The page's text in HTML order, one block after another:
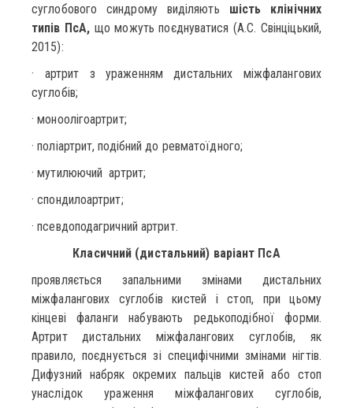
суглобового синдрому виділяють шість клінічних
типів ПсА, що можуть поєднуватися (А.С. Свінціцький,
2015):
· артрит з ураженням дистальних міжфалангових
суглобів;
· моноолігоартрит;
· поліартрит, подібний до ревматоїдного;
· мутилюючий артрит;
· спондилоартрит;
· псевдоподагричний артрит.
Класичний (дистальний) варіант ПсА
проявляється запальними змінами дистальних
міжфалангових суглобів кистей і стоп, при цьому
кінцеві фаланги набувають редькоподібної форми.
Артрит дистальних міжфалангових суглобів, як
правило, поєднується зі специфічними змінами нігтів.
Дифузний набряк окремих пальців кистей або стоп
унаслідок ураження міжфалангових суглобів,